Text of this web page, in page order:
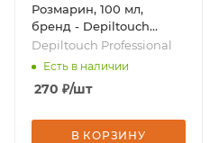
Розмарин, 100 мл,
бренд - Depiltouch
Professional
Depiltouch Professional
Есть в наличии
270 ₽/шт
В КОРЗИНУ